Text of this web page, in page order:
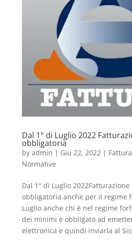
Dal 1° di Luglio 2022
obbligatoria
by admin | Giu 22, 2022|
Normative
Dal 1° di Luglio
obbligatoria anche per il
Luglio anche chi è nel regime
dei minimi è obbligato ad
elettronica e quindi inviarla al